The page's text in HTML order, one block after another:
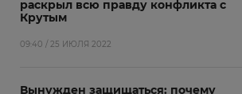
раскрыл всю правду конфликта с
Крутым
09:40 / 25 ИЮЛЯ 2022
Вынужден защищаться: почему